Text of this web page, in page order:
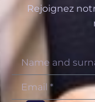
Rejoignez